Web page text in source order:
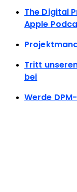
The Digital
Apple
Tritt
bei
Werde